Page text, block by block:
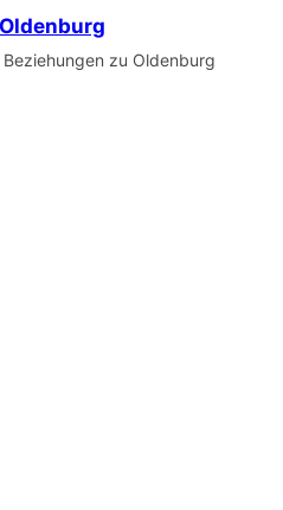
zu Oldenburg